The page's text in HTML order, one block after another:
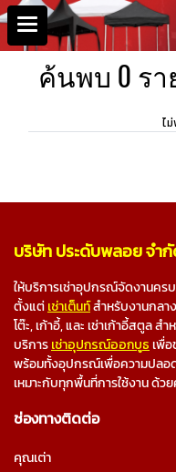
ค้นพบ 0 ร
ไ
บริษัท ประดับพลอย จำ
ให้บริการเช่าอุปกรณ์จัดงานค
ตั้งแต่เช่าเต็นท์สำหรับงานกลา
โต๊ะ, เก้าอี้, และ เช่าเก้าอี้สตูล
บริการเช่าอุปกรณ์ออกบูธเพื่
พร้อมทั้งอุปกรณ์เพื่อความปลอ
เหมาะกับทุกพื้นที่การใช้งาน ด้
ช่องทางติดต่อ
คุณเต่า